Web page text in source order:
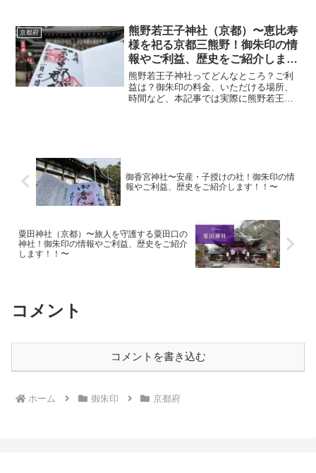
社とは？西院春日神社は平安時代から続
く古社で、病気平癒、災...
京都府
熊野若王子神社（京都）〜恵比寿
様を祀る京都三熊野！御朱印の情
報やご利益、歴史をご紹介しま
す！！〜
熊野若王子神社ってどんなところ？ご利
益は？御朱印の料金、いただける場所、
時間など、本記事では実際に熊野若王子
御香宮神社〜安産・子授けの社！御朱印の情
報やご利益、歴史をご紹介します！！〜
粟田神社（京都）〜旅人を守護する粟田口の
神社！御朱印の情報やご利益、歴史をご紹介
します！！〜
コメント
コメントを書き込む
ホーム 御朱印 京都府